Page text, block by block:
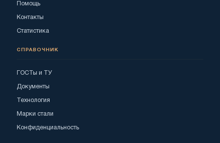
Помощь
Контакты
Статистика
СПРАВОЧНИК
ГОСТы и ТУ
Документы
Технология
Марки стали
Конфиденциальность